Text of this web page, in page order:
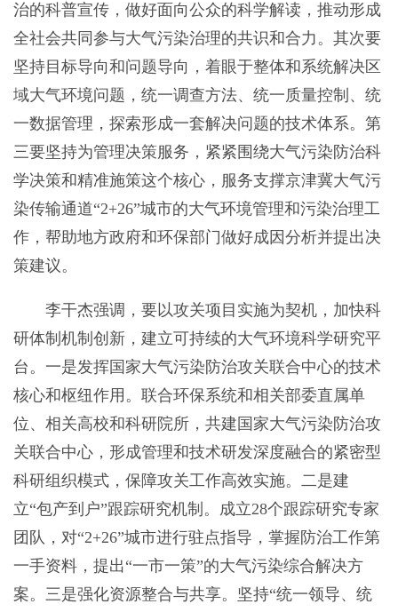
治的科普宣传，做好面向公众的科学解读，推动形成
全社会共同参与大气污染治理的共识和合力。其次要
坚持目标导向和问题导向，着眼于整体和系统解决区
域大气环境问题，统一调查方法、统一质量控制、统
一数据管理，探索形成一套解决问题的技术体系。第
三要坚持为管理决策服务，紧紧围绕大气污染防治科
学决策和精准施策这个核心，服务支撑京津冀大气污
染传输通道“2+26”城市的大气环境管理和污染治理工
作，帮助地方政府和环保部门做好成因分析并提出决
策建议。
李干杰强调，要以攻关项目实施为契机，加快科
研体制机制创新，建立可持续的大气环境科学研究平
台。一是发挥国家大气污染防治攻关联合中心的技术
核心和枢纽作用。联合环保系统和相关部委直属单
位、相关高校和科研院所，共建国家大气污染防治攻
关联合中心，形成管理和技术研发深度融合的紧密型
科研组织模式，保障攻关工作高效实施。二是建
立“包产到户”跟踪研究机制。成立28个跟踪研究专家
团队，对“2+26”城市进行驻点指导，掌握防治工作第
一手资料，提出“一市一策”的大气污染综合解决方
案。三是强化资源整合与共享。坚持“统一领导、统